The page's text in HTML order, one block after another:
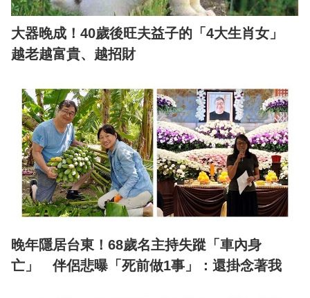
大器晚成！40歲後旺夫益子的「4大生肖女」
越老越富貴、越招財
晚年隱居台東！68歲名主持失蹤「車內身
亡」 伴侶悲曝「死前做1事」：還掛念著我